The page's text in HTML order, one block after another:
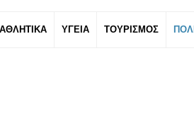
ΑΘΛΗΤΙΚΑ ΥΓΕΙΑ ΤΟΥΡΙΣΜΟΣ